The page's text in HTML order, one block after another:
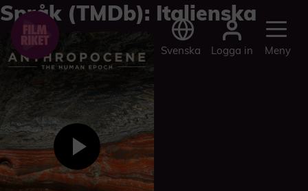
Svenska Logga in Meny
Språk (TMDb): Italienska